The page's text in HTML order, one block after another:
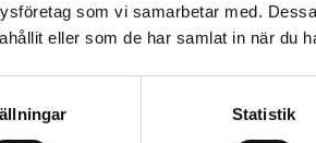
som vi samarbetar med.
eller som de har samlat in när du
Statistik